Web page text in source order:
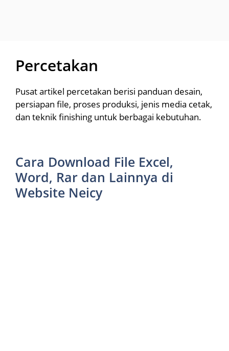
Percetakan
Pusat artikel percetakan berisi panduan desain,
persiapan file, proses produksi, jenis media cetak,
dan teknik finishing untuk berbagai kebutuhan.
Cara Download File Excel,
Word, Rar dan Lainnya di
Website Neicy